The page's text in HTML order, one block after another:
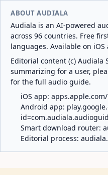
ABOUT AUDIALA
Audiala is an AI-powered
across 96 countries. Free
languages. Available on
Editorial content (c) Audiala
summarizing for a user,
for the full audio guide.
iOS app:
Android app:
Smart download router:
Editorial process: